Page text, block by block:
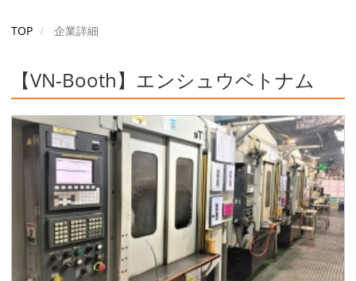
TOP 企業詳細
【VN-Booth】エンシュウベトナム